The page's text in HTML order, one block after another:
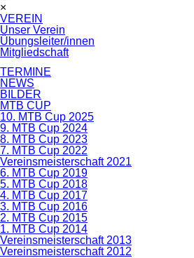
×
überspringen
VEREIN
Unser Verein
Übungsleiter/innen
Mitgliedschaft
TERMINE
NEWS
BILDER
MTB CUP
10. MTB Cup 2025
9. MTB Cup 2024
8. MTB Cup 2023
7. MTB Cup 2022
Vereinsmeisterschaft 2021
6. MTB Cup 2019
5. MTB Cup 2018
4. MTB Cup 2017
3. MTB Cup 2016
2. MTB Cup 2015
1. MTB Cup 2014
Vereinsmeisterschaft 2013
Vereinsmeisterschaft 2012